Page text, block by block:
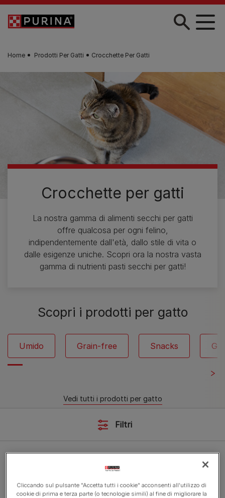
Skip to main content
Home Prodotti Per Gatti Crocchette Per Gatti
Crocchette per gatti
La nostra gamma di alimenti secchi per gatti
offre qualcosa per ogni felino,
indipendentemente dall'età, dallo stile di vita o
dalle esigenze uniche. Scopri ora la nostra vasta
gamma di nutrienti pasti secchi per gatti!
Scopri i prodotti per gatto
Umido Grain-free Snacks
Vedi tutti i prodotti per gatto
Filtri
Cliccando sul pulsante "Accetta tutti i cookie" acconsenti all'utilizzo di
cookie di prima e terza parte (o tecnologie simili) al fine di migliorare la